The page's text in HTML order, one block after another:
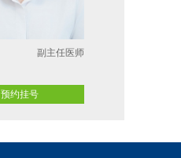
副主任医师
预约挂号